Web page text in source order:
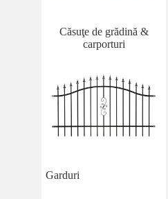
Căsuţe de grădină &
carporturi
Garduri